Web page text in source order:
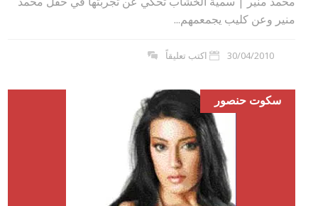
منير وعن كليب يجمعمهم...
30/04/2010 اكتب تعليقاً
سكوت حنصور